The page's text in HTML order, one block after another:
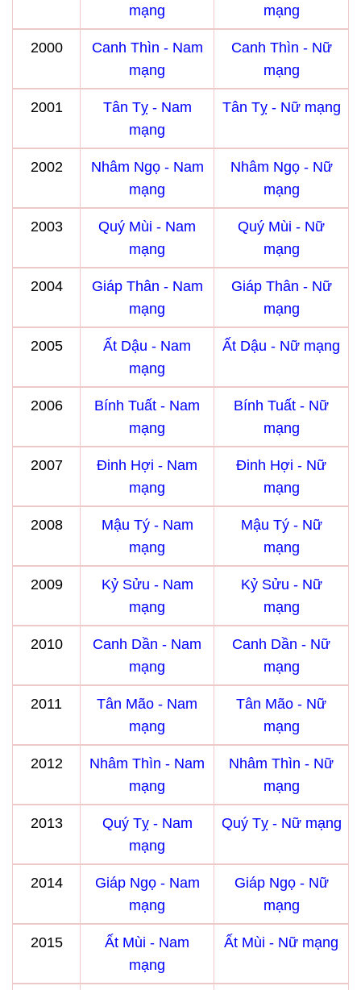
mạng
mạng
2000
Canh Thìn - Nam
mạng
Canh Thìn - Nữ
mạng
2001
Tân Tỵ - Nam
mạng
Tân Tỵ - Nữ mạng
2002
Nhâm Ngọ - Nam
mạng
Nhâm Ngọ - Nữ
mạng
2003
Quý Mùi - Nam
mạng
Quý Mùi - Nữ
mạng
2004
Giáp Thân - Nam
mạng
Giáp Thân - Nữ
mạng
2005
Ất Dậu - Nam
mạng
Ất Dậu - Nữ mạng
2006
Bính Tuất - Nam
mạng
Bính Tuất - Nữ
mạng
2007
Đinh Hợi - Nam
mạng
Đinh Hợi - Nữ
mạng
2008
Mậu Tý - Nam
mạng
Mậu Tý - Nữ
mạng
2009
Kỷ Sửu - Nam
mạng
Kỷ Sửu - Nữ
mạng
2010
Canh Dần - Nam
mạng
Canh Dần - Nữ
mạng
2011
Tân Mão - Nam
mạng
Tân Mão - Nữ
mạng
2012
Nhâm Thìn - Nam
mạng
Nhâm Thìn - Nữ
mạng
2013
Quý Tỵ - Nam
mạng
Quý Tỵ - Nữ mạng
2014
Giáp Ngọ - Nam
mạng
Giáp Ngọ - Nữ
mạng
2015
Ất Mùi - Nam
mạng
Ất Mùi - Nữ mạng